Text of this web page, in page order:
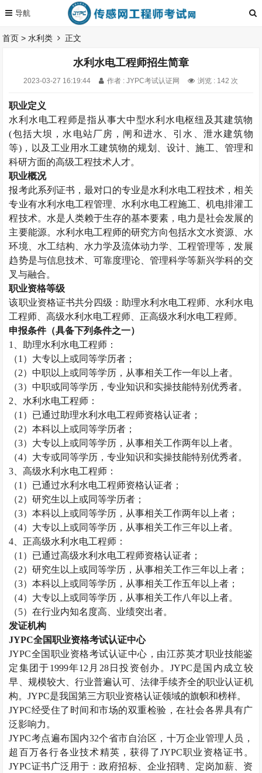
首页 >水利类 正文
水利水电工程师招生简章
2023-03-27 16:19:44 作者 : JYPC考试认证网 浏览 : 142 次
职业定义
水利水电工程师是指从事大中型水利水电枢纽及其建筑物
(包括大坝，水电站厂房，闸和进水、引水、泄水建筑物
等)，以及工业用水工建筑物的规划、设计、施工、管理和
科研方面的高级工程技术人才。
职业概况
报考此系列证书，最对口的专业是水利水电工程技术，相关
专业有水利水电工程管理、水利水电工程施工、机电排灌工
程技术。水是人类赖于生存的基本要素，电力是社会发展的
主要能源。水利水电工程师的研究方向包括水文水资源、水
环境、水工结构、水力学及流体动力学、工程管理等，发展
趋势是与信息技术、可靠度理论、管理科学等新兴学科的交
叉与融合。
职业资格等级
该职业资格证书共分四级：助理水利水电工程师、水利水电
工程师、高级水利水电工程师、正高级水利水电工程师。
申报条件（具备下列条件之一）
1
、助理水利水电工程师：
（1 ）大专以上或同等学历者；
（2）中职以上或同等学历，从事相关工作一年以上者。
（3）中职或同等学历，专业知识和实操技能特别优秀者。
2 、水利水电工程师：
（1 ）已通过助理水利水电工程师资格认证者；
（2）本科以上或同等学历者；
（3）大专以上或同等学历，从事相关工作两年以上者。
（4）大专或同等学历，专业知识和实操技能特别优秀者。
3 、高级水利水电工程师：
（1 ）已通过水利水电工程师资格认证者；
（2）研究生以上或同等学历者；
（3）本科以上或同等学历，从事相关工作两年以上者；
（4）大专以上或同等学历，从事相关工作三年以上者。
4 、正高级水利水电工程师：
（1 ）已通过高级水利水电工程师资格认证者；
（2）研究生以上或同等学历，从事相关工作三年以上者；
（3）本科以上或同等学历，从事相关工作五年以上者；
（4）大专以上或同等学历，从事相关工作八年以上者。
（5）在行业内知名度高、业绩突出者。
发证机构
JYPC全国职业资格考试认证中心
JYPC全国职业资格考试认证中心，由江苏英才职业技能鉴
定集团于1999年12 月 28日投资创办。 JYPC是国内成立较
早、规模较大、行业普遍认可、法律手续齐全的职业认证机
构。JYPC是我国第三方职业资格认证领域的旗帜和榜样。
JYPC经受住了时间和市场的双重检验，在社会各界具有广
泛影响力。
JYPC考点遍布国内32个省市自治区，十万企业管理人员，
超百万各行各业技术精英，获得了JYPC职业资格证书。
JYPC证书广泛用于：政府招标、企业招聘、定岗加薪、资